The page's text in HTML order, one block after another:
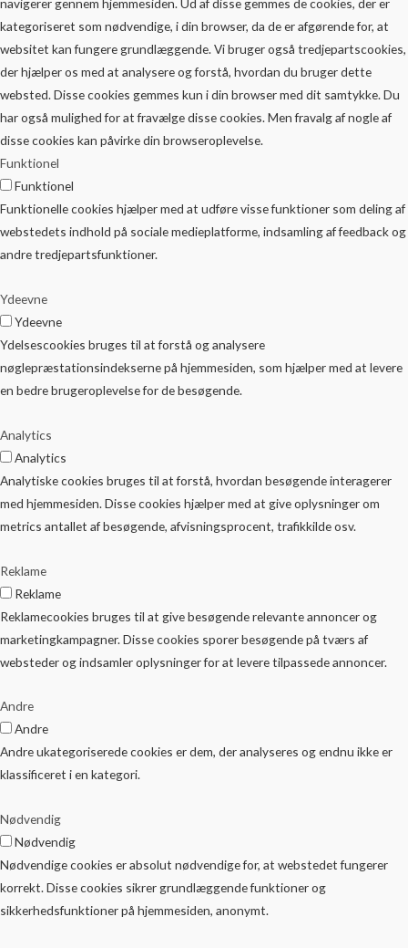
kategoriseret som nødvendige, i din browser, da de er afgørende for, at
websitet kan fungere grundlæggende. Vi bruger også tredjepartscookies,
der hjælper os med at analysere og forstå, hvordan du bruger dette
websted. Disse cookies gemmes kun i din browser med dit samtykke. Du
har også mulighed for at fravælge disse cookies. Men fravalg af nogle af
disse cookies kan påvirke din browseroplevelse.
Funktionel
Funktionel
Funktionelle cookies hjælper med at udføre visse funktioner som deling af
webstedets indhold på sociale medieplatforme, indsamling af feedback og
andre tredjepartsfunktioner.
Ydeevne
Ydeevne
Ydelsescookies bruges til at forstå og analysere
nøglepræstationsindekserne på hjemmesiden, som hjælper med at levere
en bedre brugeroplevelse for de besøgende.
Analytics
Analytics
Analytiske cookies bruges til at forstå, hvordan besøgende interagerer
med hjemmesiden. Disse cookies hjælper med at give oplysninger om
metrics antallet af besøgende, afvisningsprocent, trafikkilde osv.
Reklame
Reklame
Reklamecookies bruges til at give besøgende relevante annoncer og
marketingkampagner. Disse cookies sporer besøgende på tværs af
websteder og indsamler oplysninger for at levere tilpassede annoncer.
Andre
Andre
Andre ukategoriserede cookies er dem, der analyseres og endnu ikke er
klassificeret i en kategori.
Nødvendig
Nødvendig
Nødvendige cookies er absolut nødvendige for, at webstedet fungerer
korrekt. Disse cookies sikrer grundlæggende funktioner og
sikkerhedsfunktioner på hjemmesiden, anonymt.